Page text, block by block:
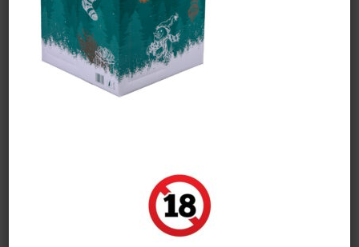
/htdocs/drinkjullien.be/wp-
content/themes/oshin/content.php
on line28
23 octobre 2025
POSTED BY : VINSDIRECT / 0 COMMENTS